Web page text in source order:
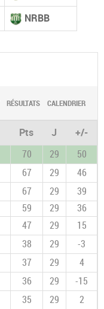
NRBB
RÉSULTATS CALENDRIER
Pts J
+/-
70 29
50
67 29
46
67 29
39
59 29
36
47 29
15
38 29
-3
37 29
4
36 29
-15
35 29 2